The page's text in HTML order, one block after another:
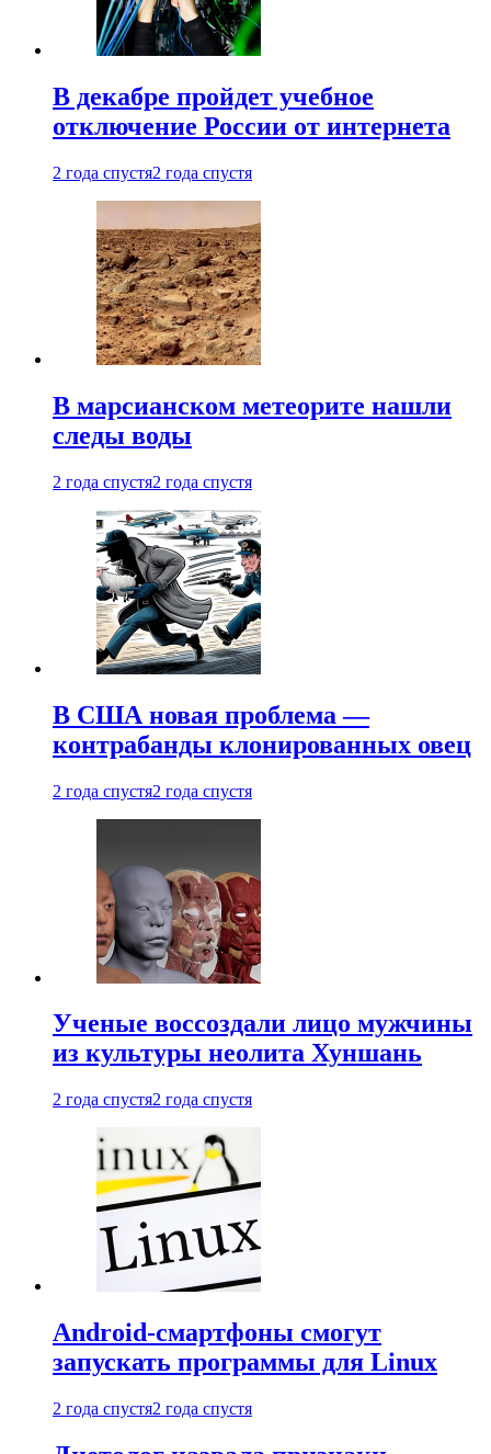
В декабре пройдет учебное
отключение России от интернета
2 года спустя2 года спустя
В марсианском метеорите нашли
следы воды
2 года спустя2 года спустя
В США новая проблема —
контрабанды клонированных овец
2 года спустя2 года спустя
Ученые воссоздали лицо мужчины
из культуры неолита Хуншань
2 года спустя2 года спустя
Android-смартфоны смогут
запускать программы для Linux
2 года спустя2 года спустя